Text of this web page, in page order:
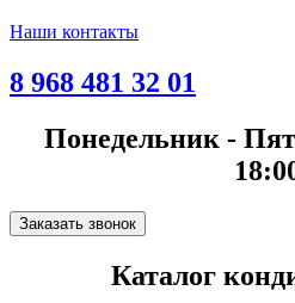
Наши контакты
8 968 481 32 01
Понедельник -
Заказать звонок
Каталог